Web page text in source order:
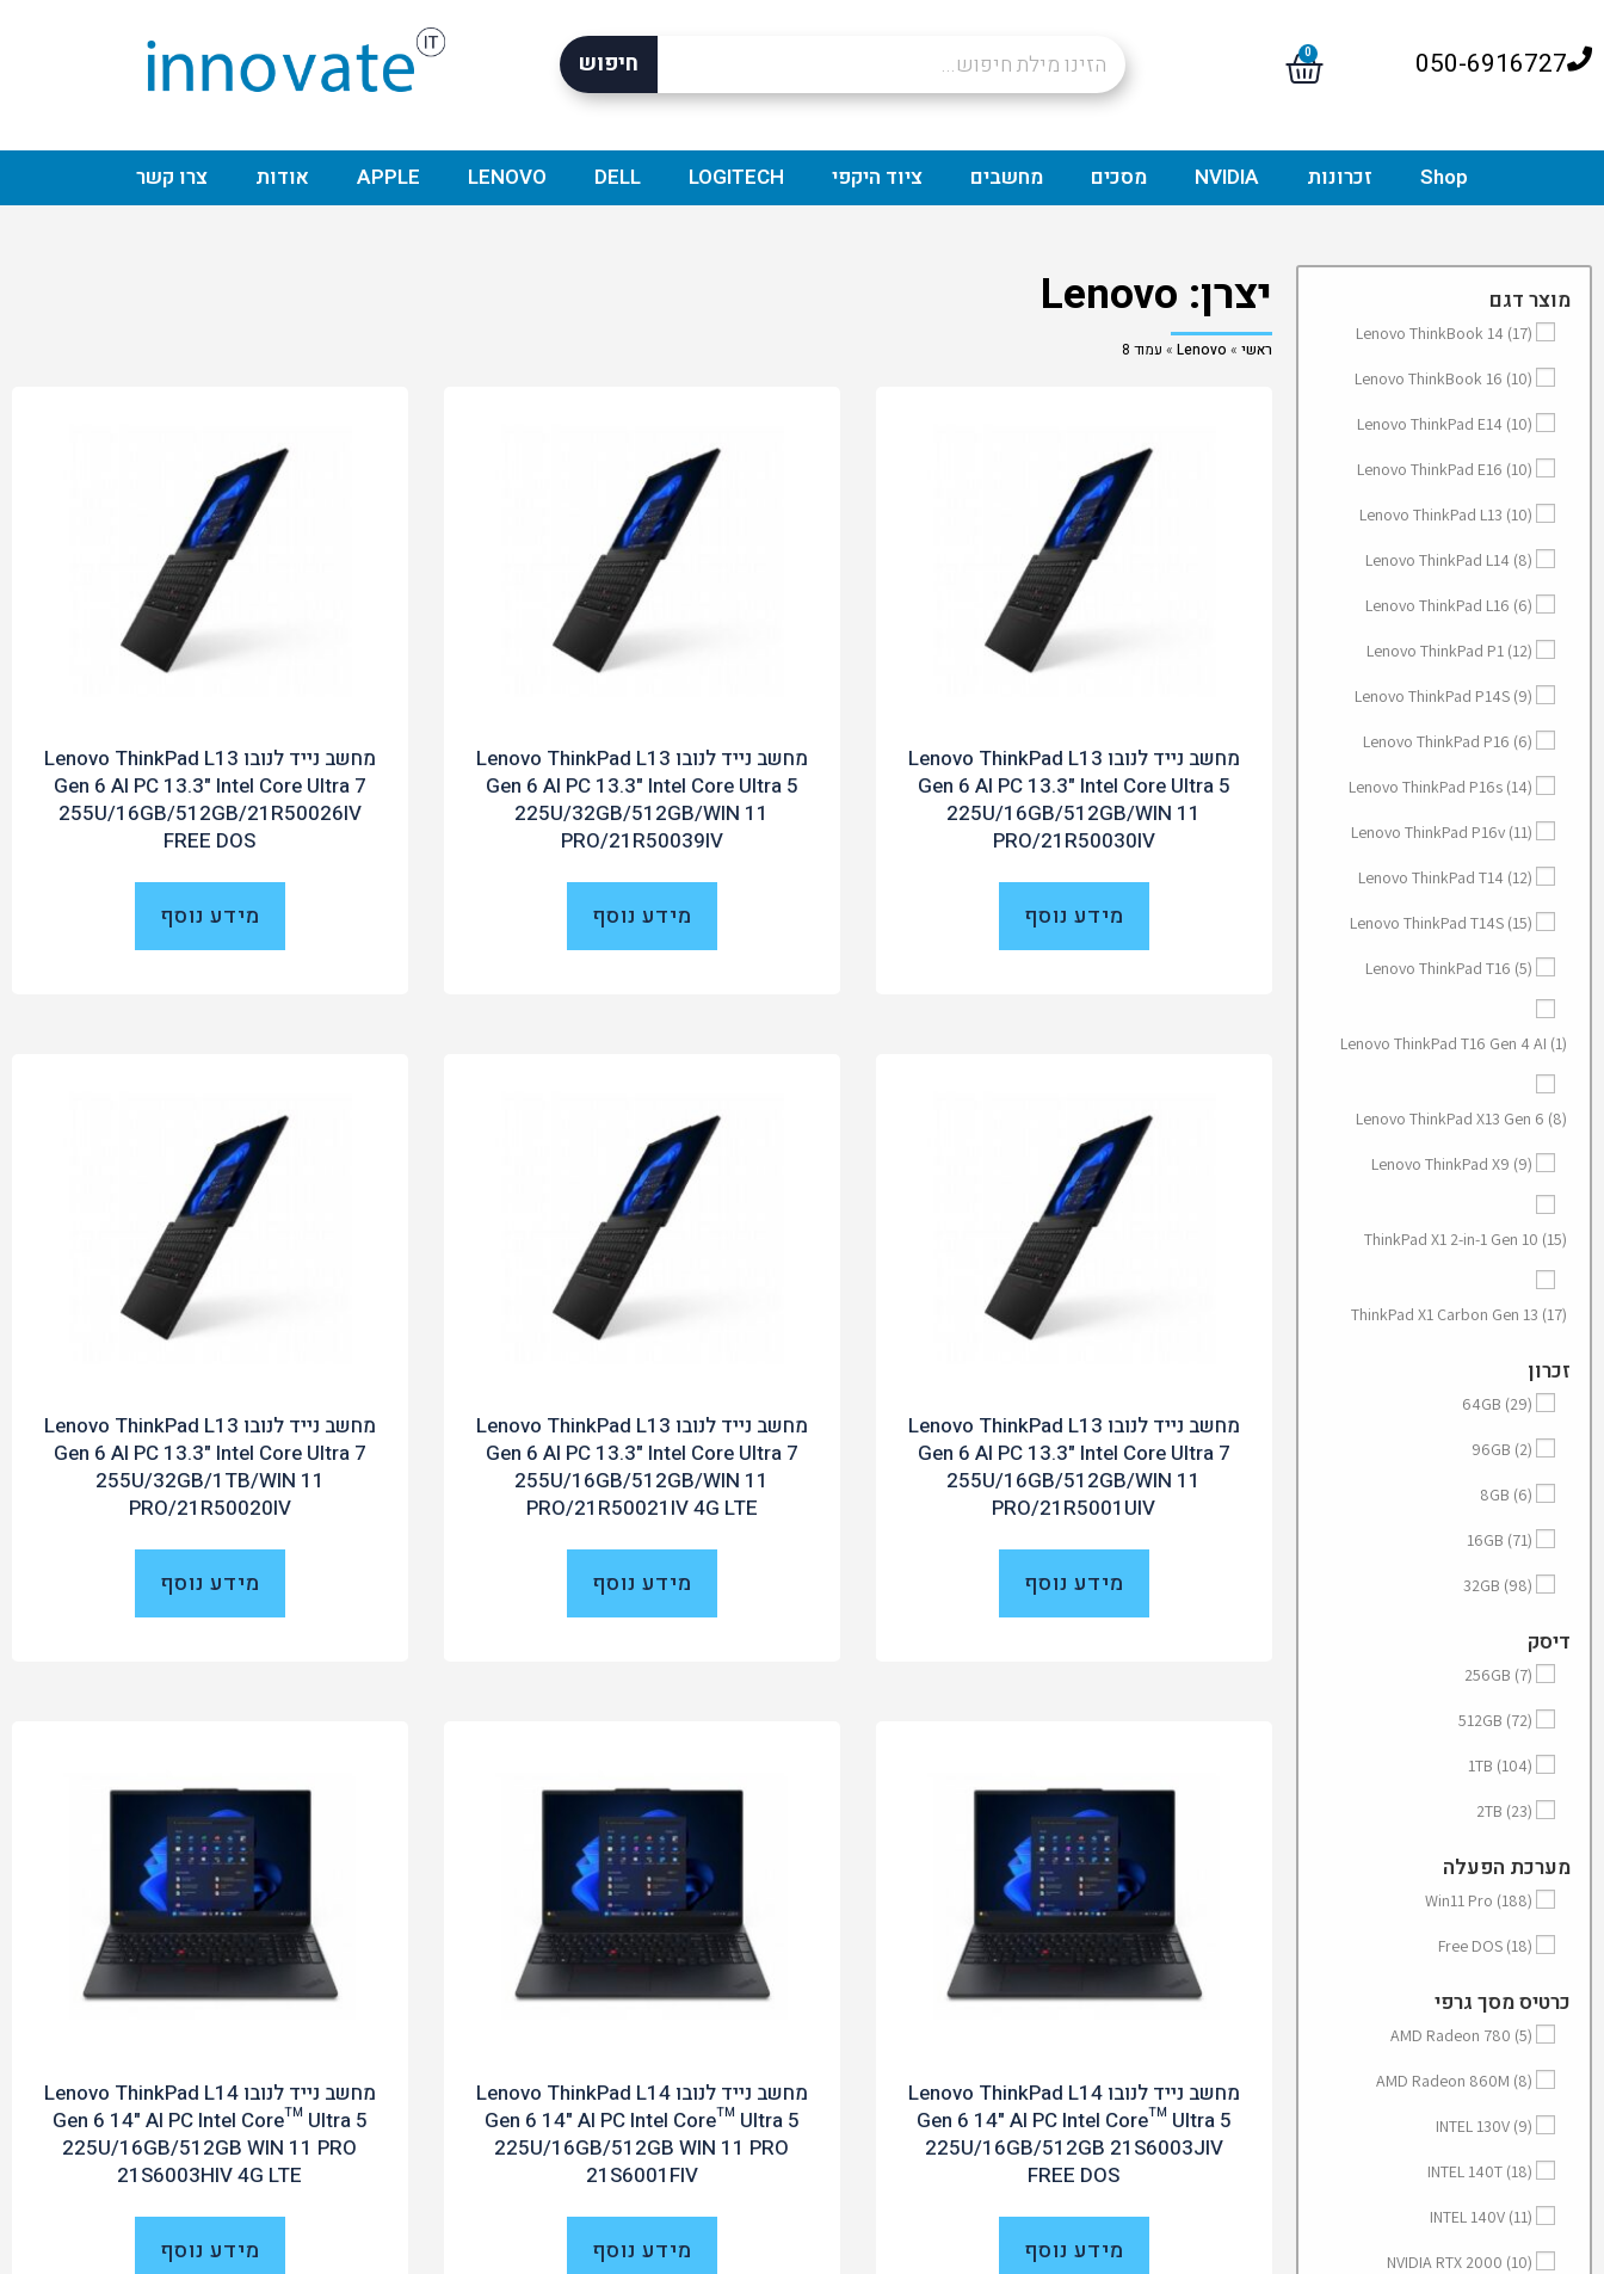
050-6916727
0 חיפוש
Shop זכרונות NVIDIA מסכים מחשבים ציוד היקפי LOGITECH
DELL
LENOVO
APPLE אודות צרו קשר
מוצר דגם
Lenovo ThinkBook 14 (17)
Lenovo ThinkBook 16 (10)
Lenovo ThinkPad E14 (10)
Lenovo ThinkPad E16 (10)
Lenovo ThinkPad L13 (10)
Lenovo ThinkPad L14 (8)
Lenovo ThinkPad L16 (6)
Lenovo ThinkPad P1 (12)
Lenovo ThinkPad P14S (9)
Lenovo ThinkPad P16 (6)
Lenovo ThinkPad P16s (14)
Lenovo ThinkPad P16v (11)
Lenovo ThinkPad T14 (12)
Lenovo ThinkPad T14S (15)
Lenovo ThinkPad T16 (5)
Lenovo ThinkPad T16 Gen 4 AI (1)
Lenovo ThinkPad X13 Gen 6 (8)
Lenovo ThinkPad X9 (9)
ThinkPad X1 2-in-1 Gen 10 (15)
ThinkPad X1 Carbon Gen 13 (17)
זכרון
64GB (29)
96GB (2)
8GB (6)
16GB (71)
32GB (98)
דיסק
256GB (7)
512GB (72)
1TB (104)
2TB (23)
מערכת הפעלה
Win11 Pro (188)
Free DOS (18)
כרטיס מסך גרפי
AMD Radeon 780 (5)
AMD Radeon 860M (8)
INTEL 130V (9)
INTEL 140T (18)
INTEL 140V (11)
NVIDIA RTX 2000 (10)
יצרן: Lenovo
ראשי »
Lenovo
» עמוד 8
מחשב נייד לנובו Lenovo ThinkPad L13
Gen 6 AI PC 13.3" Intel Core Ultra 5
225U/16GB/512GB/WIN 11
PRO/21R50030IV
מידע נוסף
מחשב נייד לנובו Lenovo ThinkPad L13
Gen 6 AI PC 13.3" Intel Core Ultra 5
225U/32GB/512GB/WIN 11
PRO/21R50039IV
מידע נוסף
מחשב נייד לנובו Lenovo ThinkPad L13
Gen 6 AI PC 13.3" Intel Core Ultra 7
255U/16GB/512GB/21R50026IV
FREE DOS
מידע נוסף
מחשב נייד לנובו Lenovo ThinkPad L13
Gen 6 AI PC 13.3" Intel Core Ultra 7
255U/16GB/512GB/WIN 11
PRO/21R5001UIV
מידע נוסף
מחשב נייד לנובו Lenovo ThinkPad L13
Gen 6 AI PC 13.3" Intel Core Ultra 7
255U/16GB/512GB/WIN 11
PRO/21R50021IV 4G LTE
מידע נוסף
מחשב נייד לנובו Lenovo ThinkPad L13
Gen 6 AI PC 13.3" Intel Core Ultra 7
255U/32GB/1TB/WIN 11
PRO/21R50020IV
מידע נוסף
מחשב נייד לנובו Lenovo ThinkPad L14
Gen 6 14" AI PC Intel Core™ Ultra 5
225U/16GB/512GB 21S6003JIV
FREE DOS
מידע נוסף
מחשב נייד לנובו Lenovo ThinkPad L14
Gen 6 14" AI PC Intel Core™ Ultra 5
225U/16GB/512GB WIN 11 PRO
21S6001FIV
מידע נוסף
מחשב נייד לנובו Lenovo ThinkPad L14
Gen 6 14" AI PC Intel Core™ Ultra 5
225U/16GB/512GB WIN 11 PRO
21S6003HIV 4G LTE
מידע נוסף